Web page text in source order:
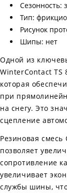
Сезонность:
Тип:
Рисунок
Шипы: нет
Одной из
WinterContact TS
которая
при
на снегу. Это
сцепление
Резиновая
позволяет
сопротивление
увеличивает
службы шины,